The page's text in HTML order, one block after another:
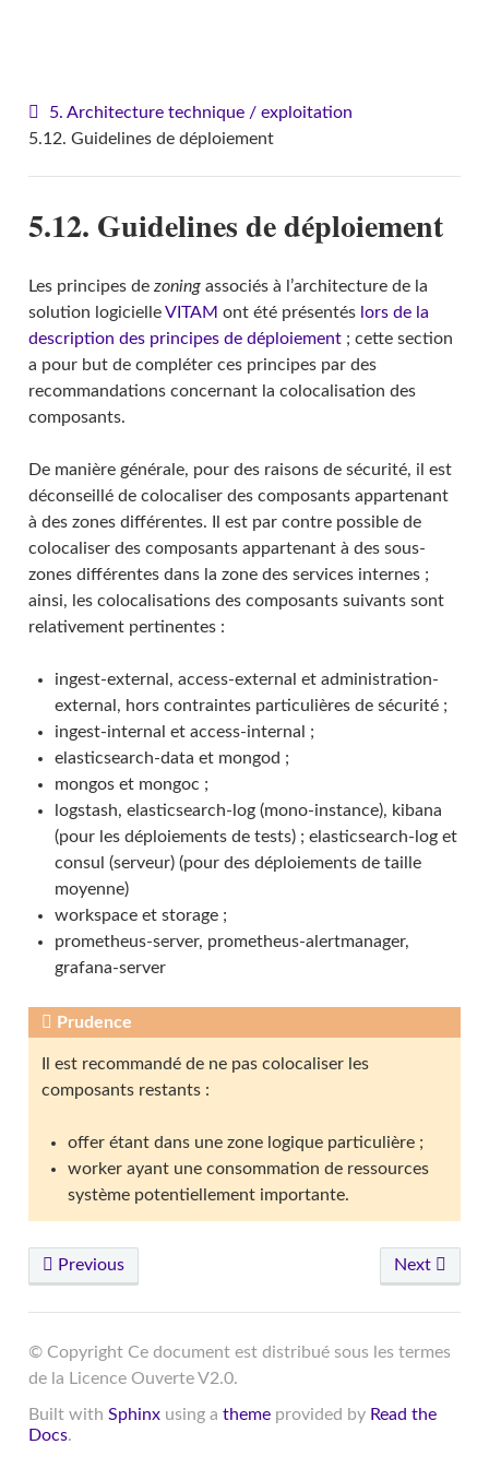
5. Architecture technique / exploitation
5.12. Guidelines de déploiement
5.12. Guidelines de déploiement
Les principes de zoningassociés à l’architecture de la
solution logicielleVITAM ont été présentés lors de la
description des principes de déploiement; cette section
a pour but de compléter ces principes par des
recommandations concernant la colocalisation des
composants.
De manière générale, pour des raisons de sécurité, il est
déconseillé de colocaliser des composants appartenant
à des zones différentes. Il est par contre possible de
colocaliser des composants appartenant à des sous-
zones différentes dans la zone des services internes ;
ainsi, les colocalisations des composants suivants sont
relativement pertinentes :
ingest-external, access-external et administration-
external, hors contraintes particulières de sécurité ;
ingest-internal et access-internal ;
elasticsearch-data et mongod ;
mongos et mongoc ;
logstash, elasticsearch-log (mono-instance), kibana
(pour les déploiements de tests) ; elasticsearch-log et
consul (serveur) (pour des déploiements de taille
moyenne)
workspace et storage ;
prometheus-server, prometheus-alertmanager,
grafana-server
Prudence
Il est recommandé de ne pas colocaliser les
composants restants :
offer étant dans une zone logique particulière ;
worker ayant une consommation de ressources
système potentiellement importante.
Previous Next
© Copyright Ce document est distribué sous les termes
de la Licence Ouverte V2.0.
Built with Sphinxusing a themeprovided by Read the
Docs.